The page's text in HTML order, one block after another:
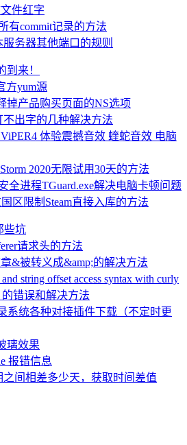
件红字
有commit记录的方法
务器其他端口的规则
到来！
方yum源
掉产品购买页面的NS选项
不出字的几种解决方法
体验震撼音效 蝰蛇音效 电脑
2020无限试用30天的方法
全进程TGuard.exe解决电脑卡顿问题
国区限制Steam直接入库的方法
些坑
请求头的方法
章&被转义成&amp;的解决方法
string offset access syntax with curly
的错误和解决方法
系统各种对接插件下载（不定时更
璃效果
报错信息
之间相差多少天，获取时间差值